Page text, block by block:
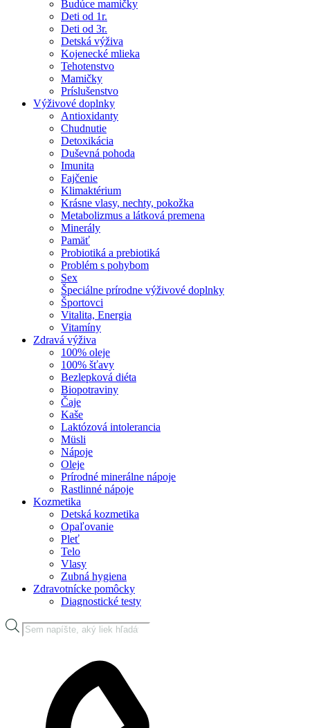
Budúce mamičky
Deti od 1r.
Deti od 3r.
Detská výživa
Kojenecké mlieka
Tehotenstvo
Mamičky
Príslušenstvo
Výživové doplnky
Antioxidanty
Chudnutie
Detoxikácia
Duševná pohoda
Imunita
Fajčenie
Klimaktérium
Krásne vlasy, nechty, pokožka
Metabolizmus a látková premena
Minerály
Pamäť
Probiotiká a prebiotiká
Problém s pohybom
Sex
Špeciálne prírodne výživové doplnky
Športovci
Vitalita, Energia
Vitamíny
Zdravá výživa
100% oleje
100% šťavy
Bezlepková diéta
Biopotraviny
Čaje
Kaše
Laktózová intolerancia
Müsli
Nápoje
Oleje
Prírodné minerálne nápoje
Rastlinné nápoje
Kozmetika
Detská kozmetika
Opaľovanie
Pleť
Telo
Vlasy
Zubná hygiena
Zdravotnícke pomôcky
Diagnostické testy
Products
search